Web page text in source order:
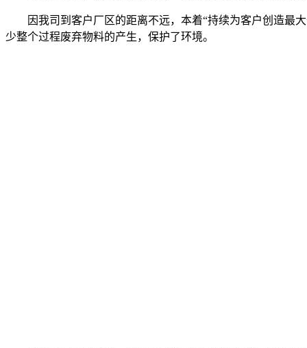
因我司到客户厂区的距离不远，本着“持续为客户创造最
少整个过程废弃物料的产生，保护了环境。